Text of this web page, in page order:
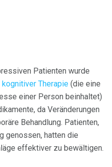
Patienten wurde
kognitiver Therapie (die eine
einer Person beinhaltet)
da Veränderungen
Behandlung. Patienten,
genossen, hatten die
effektiver zu bewältigen.